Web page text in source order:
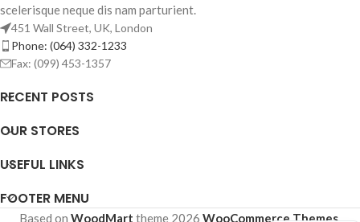
scelerisque neque dis nam parturient.
451 Wall Street, UK, London
Phone: (064) 332-1233
Fax: (099) 453-1357
RECENT POSTS
OUR STORES
USEFUL LINKS
FOOTER MENU
Based on WoodMart theme 2026 WooCommerce Themes.
Russian